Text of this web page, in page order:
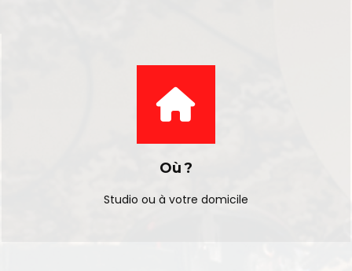
Où ?
Studio ou à votre domicile